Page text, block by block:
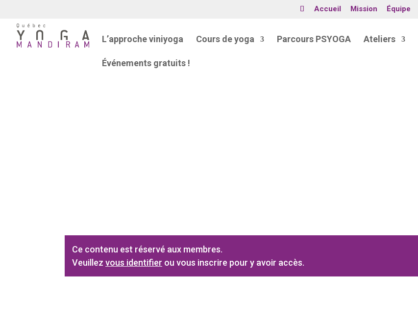
Accueil Mission Équipe
L’approche viniyoga Cours de yoga Parcours PSYOGA Ateliers
Événements gratuits !
Ce contenu est réservé aux membres.
Veuillez vous identifier ou vous inscrire pour y avoir accès.